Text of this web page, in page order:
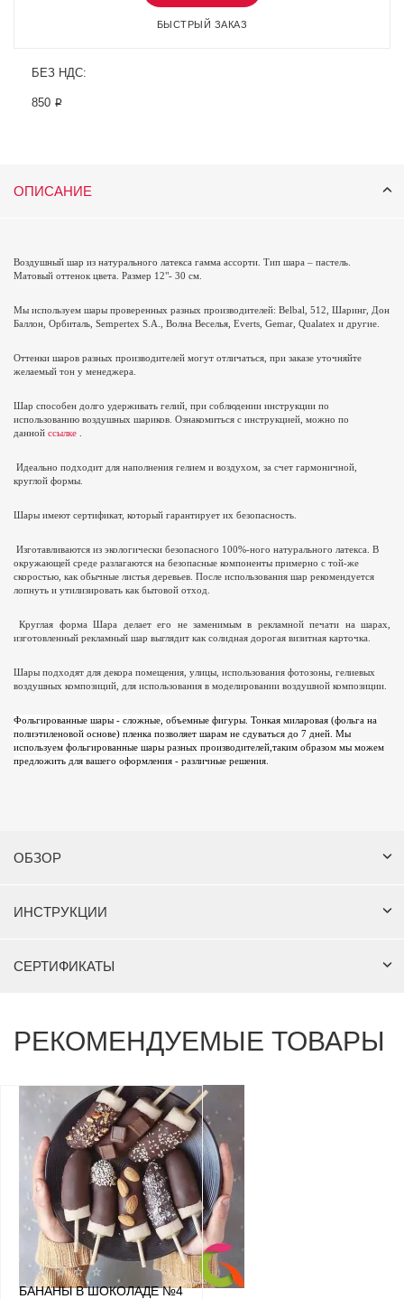
БЫСТРЫЙ ЗАКАЗ
БЕЗ НДС:
850 ₽
ОПИСАНИЕ
Воздушный шар из натурального латекса гамма ассорти. Тип шара – пастель.
Матовый оттенок цвета. Размер 12"- 30 см.
Мы используем шары проверенных разных производителей: Belbal, 512, Шаринг, Дон
Баллон, Орбиталь, Sempertex S A ., Волна Веселья, Everts Gemar Qualatex и другие.
Оттенки шаров разных производителей могут отличаться, при заказе уточняйте
желаемый тон у менеджера.
Шар способен долго удерживать гелий, при соблюдении инструкции по
использованию воздушных шариков. Ознакомиться с инструкцией, можно по
данной ссылке
Идеально подходит для наполнения гелием и воздухом, за счет гармоничной,
круглой формы.
Шары имеют сертификат, который гарантирует их безопасность.
Изготавливаются из экологически безопасного 100%-ного натурального латекса. В
окружающей среде разлагаются на безопасные компоненты примерно с той-же
скоростью, как обычные листья деревьев. После использования шар рекомендуется
лопнуть и утилизировать как бытовой отход.
Круглая форма Шара делает его не заменимым в рекламной печати на шарах,
изготовленный рекламный шар выглядит как солидная дорогая визитная карточка.
Шары подходят для декора помещения, улицы, использования фотозоны, гелиевых
воздушных композиций, для использования в моделировании воздушной композиции.
Фольгированные шары - сложные, объемные фигуры. Тонкая миларовая (фольга на
полиэтиленовой основе) пленка позволяет шарам не сдуваться до 7 дней. Мы
используем фольгированные шары разных производителей,таким образом мы можем
предложить для вашего оформления - различные решения.
ОБЗОР
ИНСТРУКЦИИ
СЕРТИФИКАТЫ
РЕКОМЕНДУЕМЫЕ ТОВАРЫ
БАНАНЫ В ШОКОЛАДЕ №4